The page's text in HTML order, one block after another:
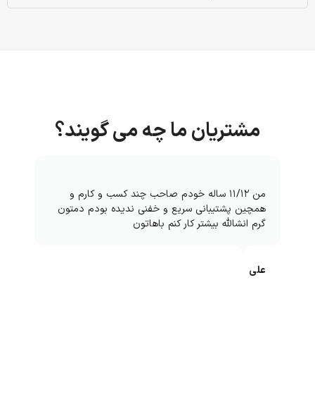
مشتریان ما چه می گویند؟
من ۱۱/۱۲ ساله خودم صاحب چند کسب و کارم و
همچین پشتیبانی سریع و خفنی ندیده بودم دمتون
گرم انشالله بیشتر کار کنم باهاتون
علی